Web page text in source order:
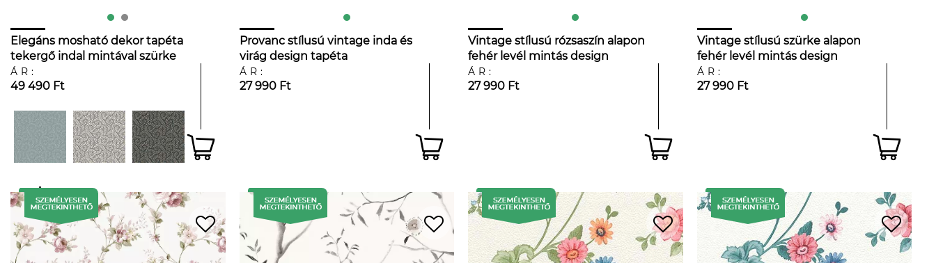
Elegáns mosható dekor tapéta
tekergő indal mintával szürke
és fehér színben
ÁR:
49 490 Ft
Provanc stílusú vintage inda és
virág design tapéta
ÁR:
27 990 Ft
Vintage stílusú rózsaszín alapon
fehér levél mintás design
tapéta
ÁR:
27 990 Ft
Vintage stílusú szürke alapon
fehér levél mintás design
tapéta
ÁR:
27 990 Ft